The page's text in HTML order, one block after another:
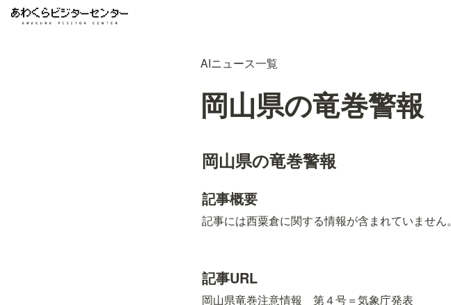
AIニュース一覧
岡山県の竜巻警報
岡山県の竜巻警報
記事概要
記事には西粟倉に関する情報が含まれていません。
記事URL